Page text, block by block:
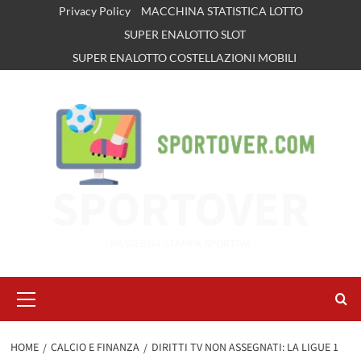
Privacy Policy
MACCHINA STATISTICA LOTTO
SUPER ENALOTTO SLOT
SUPER ENALOTTO COSTELLAZIONI MOBILI
principale
HOME CALCIO E FINANZA
DIRITTI TV NON ASSEGNATI: LA LIGUE 1